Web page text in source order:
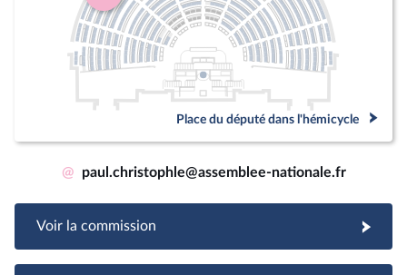
Place du député dans l'hémicycle
@ paul.christophle@assemblee-nationale.fr
Voir la commission